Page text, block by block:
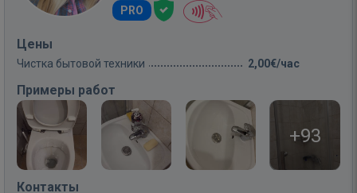
PRO
Цены
Чистка бытовой техники 2,00€/час
Примеры работ
+93
Контакты